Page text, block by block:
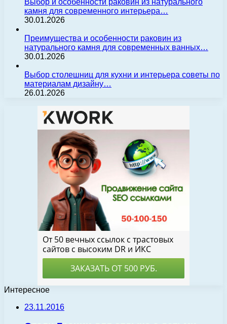
камня для современного интерьера…
30.01.2026
Преимущества и особенности раковин из
натурального камня для современных ванных…
30.01.2026
Выбор столешниц для кухни и интерьера советы по
материалам дизайну…
26.01.2026
Интересное
23.11.2016